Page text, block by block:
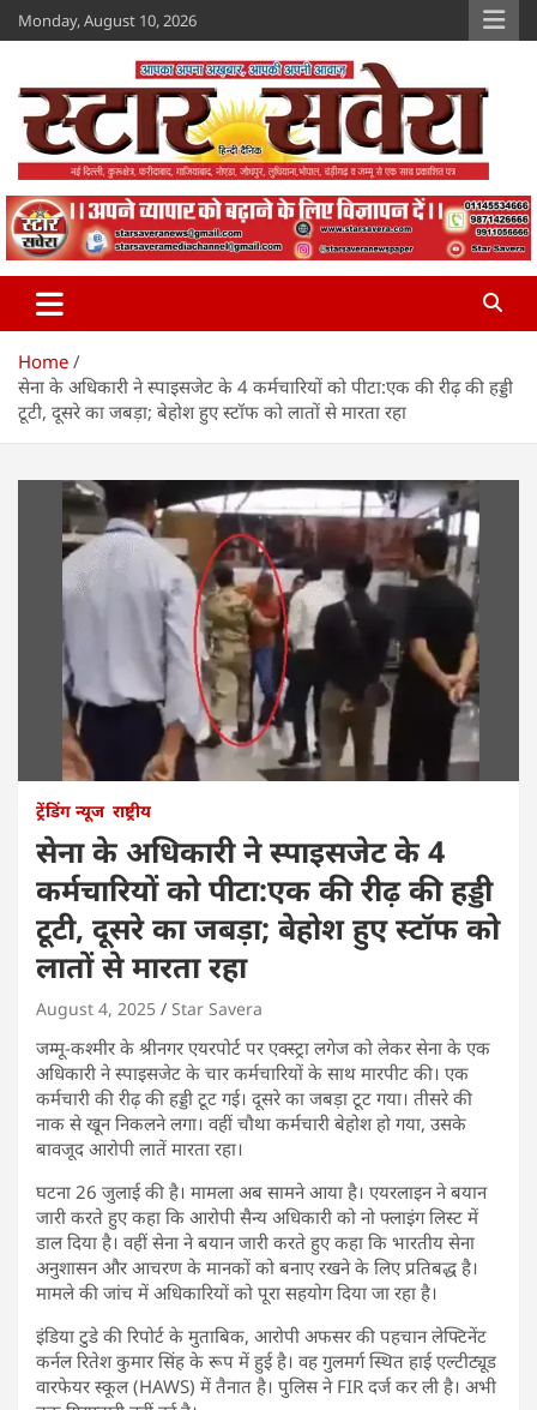
Skip
to
Monday, August 10, 2026
Star Savera
www.starsavera.com
Home
सेना के अधिकारी ने स्पाइसजेट के 4 कर्मचारियों को पीटा:एक की रीढ़ की हड्डी
टूटी, दूसरे का जबड़ा; बेहोश हुए स्टॉफ को लातों से मारता रहा
ट्रेंडिंग न्यूज राष्ट्रीय
सेना के अधिकारी ने स्पाइसजेट के 4
कर्मचारियों को पीटा:एक की रीढ़ की हड्डी
टूटी, दूसरे का जबड़ा; बेहोश हुए स्टॉफ को
लातों से मारता रहा
August 4, 2025 Star Savera
जम्मू-कश्मीर के श्रीनगर एयरपोर्ट पर एक्स्ट्रा लगेज को लेकर सेना के एक
अधिकारी ने स्पाइसजेट के चार कर्मचारियों के साथ मारपीट की। एक
कर्मचारी की रीढ़ की हड्डी टूट गई। दूसरे का जबड़ा टूट गया। तीसरे की
नाक से खून निकलने लगा। वहीं चौथा कर्मचारी बेहोश हो गया, उसके
बावजूद आरोपी लातें मारता रहा।
घटना 26 जुलाई की है। मामला अब सामने आया है। एयरलाइन ने बयान
जारी करते हुए कहा कि आरोपी सैन्य अधिकारी को नो फ्लाइंग लिस्ट में
डाल दिया है। वहीं सेना ने बयान जारी करते हुए कहा कि भारतीय सेना
अनुशासन और आचरण के मानकों को बनाए रखने के लिए प्रतिबद्ध है।
मामले की जांच में अधिकारियों को पूरा सहयोग दिया जा रहा है।
इंडिया टुडे की रिपोर्ट के मुताबिक, आरोपी अफसर की पहचान लेफ्टिनेंट
कर्नल रितेश कुमार सिंह के रूप में हुई है। वह गुलमर्ग स्थित हाई एल्टीट्यूड
वारफेयर स्कूल (HAWS) में तैनात है। पुलिस ने FIR दर्ज कर ली है। अभी